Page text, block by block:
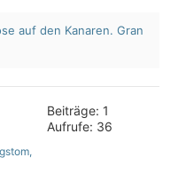
auf den Kanaren. Gran
,
Beiträge: 1
Aufrufe: 36